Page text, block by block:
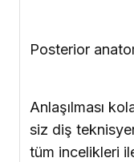
Posterior
Anlaşılması
siz diş
tüm incelikleri